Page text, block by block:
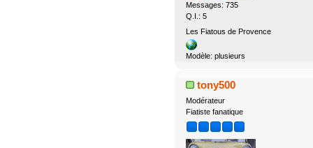
Messages: 735
Q.I.: 5
Les Fiatous de Provence
Modèle: plusieurs
tony500
Modérateur
Fiatiste fanatique